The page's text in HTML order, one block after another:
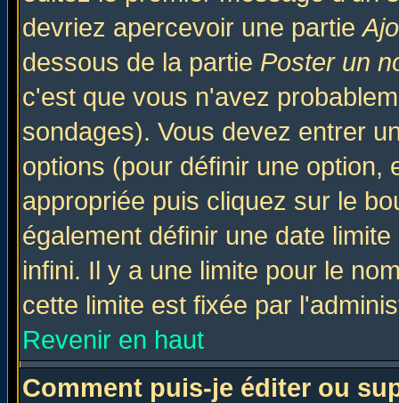
devriez apercevoir une partie
dessous de la partie Poster un
c'est que vous n'avez
sondages). Vous devez entrer
options (pour définir une option,
appropriée puis cliquez sur le
également définir une date
infini. Il y a une limite pour le
cette limite est fixée par
Revenir en haut
Comment puis-je éditer ou